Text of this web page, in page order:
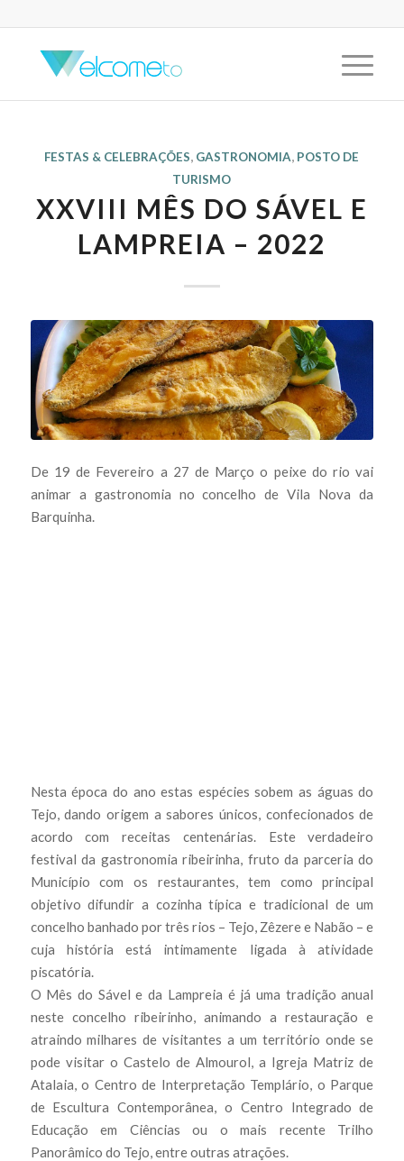
FESTAS & CELEBRAÇÕES, GASTRONOMIA, POSTO DE
TURISMO
XXVIII MÊS DO SÁVEL E
LAMPREIA – 2022
De 19 de Fevereiro a 27 de Março o peixe do rio vai
animar a gastronomia no concelho de Vila Nova da
Barquinha.
Nesta época do ano estas espécies sobem as águas do
Tejo, dando origem a sabores únicos, confecionados de
acordo com receitas centenárias. Este verdadeiro
festival da gastronomia ribeirinha, fruto da parceria do
Município com os restaurantes, tem como principal
objetivo difundir a cozinha típica e tradicional de um
concelho banhado por três rios – Tejo, Zêzere e Nabão – e
cuja história está intimamente ligada à atividade
piscatória.
O Mês do Sável e da Lampreia é já uma tradição anual
neste concelho ribeirinho, animando a restauração e
atraindo milhares de visitantes a um território onde se
pode visitar o Castelo de Almourol, a Igreja Matriz de
Atalaia, o Centro de Interpretação Templário, o Parque
de Escultura Contemporânea, o Centro Integrado de
Educação em Ciências ou o mais recente Trilho
Panorâmico do Tejo, entre outras atrações.